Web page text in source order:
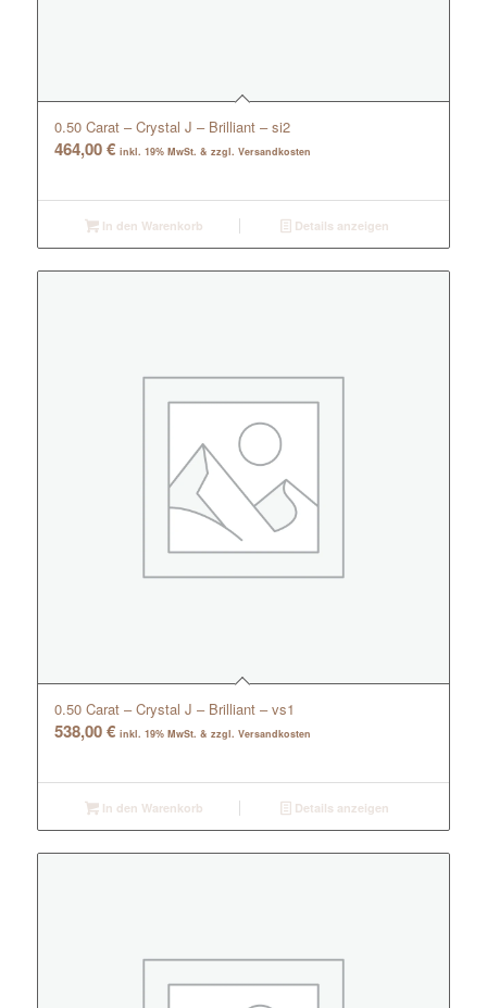
0.50 Carat – Crystal J – Brilliant – si2
464,00€ inkl. 19% MwSt. & zzgl. Versandkosten
In den Warenkorb Details anzeigen
0.50 Carat – Crystal J – Brilliant – vs1
538,00€ inkl. 19% MwSt. & zzgl. Versandkosten
In den Warenkorb Details anzeigen